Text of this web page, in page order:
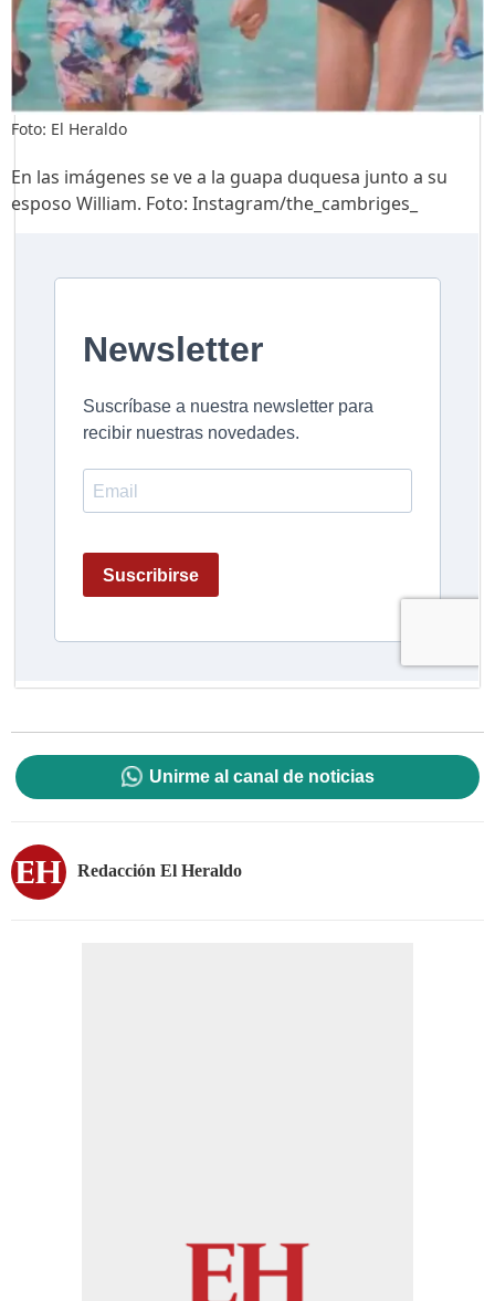
Foto: El Heraldo
En las imágenes se ve a la guapa duquesa junto a su
esposo William. Foto: Instagram/the_cambriges_
Unirme al canal de noticias
Redacción El Heraldo